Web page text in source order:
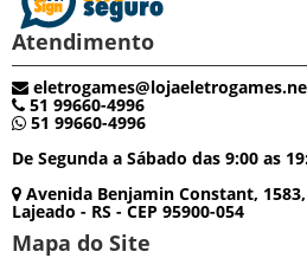
Atendimento
51 99660-4996
51 99660-4996
De Segunda a Sábado das 9:00 as
Avenida Benjamin Constant,
Lajeado - RS - CEP 95900-054
Mapa do Site